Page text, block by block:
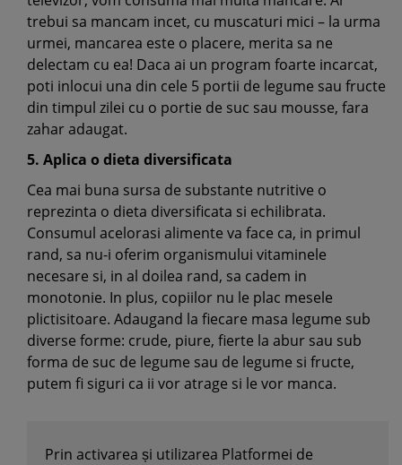
trebui sa mancam incet, cu muscaturi mici – la urma
urmei, mancarea este o placere, merita sa ne
delectam cu ea! Daca ai un program foarte incarcat,
poti inlocui una din cele 5 portii de legume sau fructe
din timpul zilei cu o portie de suc sau mousse, fara
zahar adaugat.
5. Aplica o dieta diversificata
Cea mai buna sursa de substante nutritive o
reprezinta o dieta diversificata si echilibrata.
Consumul acelorasi alimente va face ca, in primul
rand, sa nu-i oferim organismului vitaminele
necesare si, in al doilea rand, sa cadem in
monotonie. In plus, copiilor nu le plac mesele
plictisitoare. Adaugand la fiecare masa legume sub
diverse forme: crude, piure, fierte la abur sau sub
forma de suc de legume sau de legume si fructe,
putem fi siguri ca ii vor atrage si le vor manca.
Prin activarea și utilizarea Platformei de